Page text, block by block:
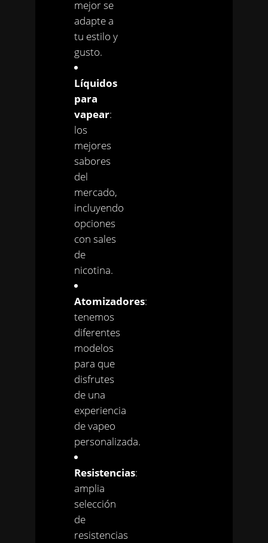
mejor se
adapte a
tu estilo y
gusto.
Líquidos
para
vapear:
los
mejores
sabores
del
mercado,
incluyendo
opciones
con sales
de
nicotina.
Atomizadores:
tenemos
diferentes
modelos
para que
disfrutes
de una
experiencia
de vapeo
personalizada.
Resistencias:
amplia
selección
de
resistencias